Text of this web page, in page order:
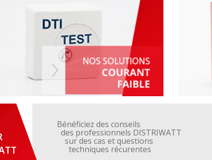
Bénéficiez des conseils
des professionnels DISTRIWATT
sur des cas et questions
techniques récurentes